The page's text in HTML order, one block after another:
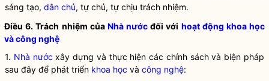
sáng tạo, dân chủ, tự chủ, tự chịu trách nhiệm.
Điều 6. Trách nhiệm của Nhà nước đối với hoạt động khoa học
và công nghệ
1. Nhà nước xây dựng và thực hiện các chính sách và biện pháp
sau đây để phát triển khoa học và công nghệ: